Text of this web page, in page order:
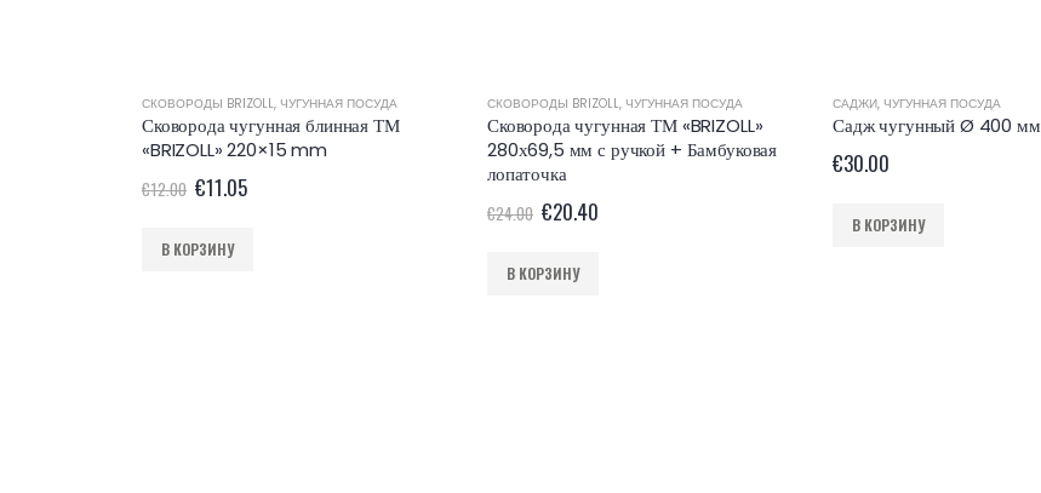
СКОВОРОДЫ BRIZOLL, ЧУГУННАЯ ПОСУДА
Сковорода чугунная блинная ТМ
«BRIZOLL» 220×15 mm
€12.00 €11.05
В КОРЗИНУ
СКОВОРОДЫ BRIZOLL, ЧУГУННАЯ ПОСУДА
Сковорода чугунная ТМ «BRIZOLL»
280х69,5 мм с ручкой + Бамбуковая
лопаточка
€24.00 €20.40
В КОРЗИНУ
САДЖИ, ЧУГУННАЯ ПОСУДА
Садж чугунный Ø 400 мм
€30.00
В КОРЗИНУ